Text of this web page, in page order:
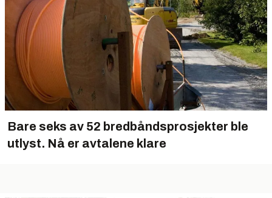
Bare seks av 52 bredbåndsprosjekter ble
utlyst. Nå er avtalene klare